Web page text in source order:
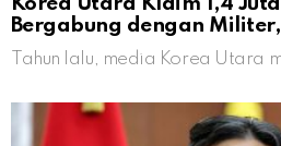
Korea Utara Klaim 1,4
Bergabung dengan
Tahun lalu, media Korea Utara